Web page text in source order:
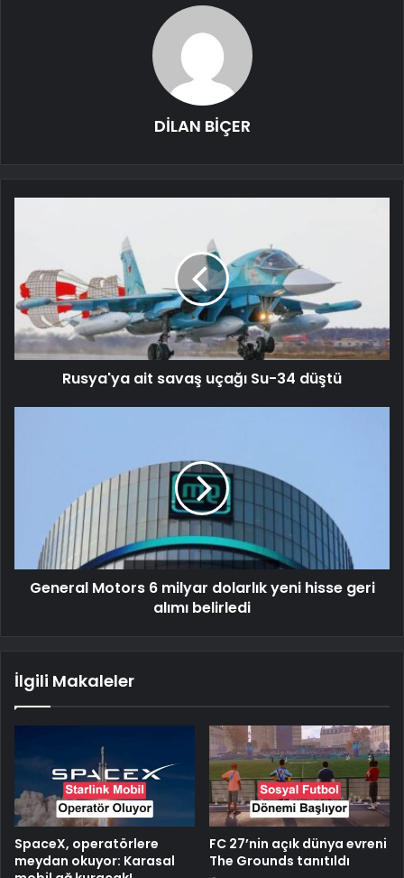
DİLAN BİÇER
Rusya'ya ait savaş uçağı Su-34 düştü
General Motors 6 milyar dolarlık yeni hisse geri
alımı belirledi
İlgili Makaleler
SpaceX, operatörlere
meydan okuyor: Karasal
FC 27’nin açık dünya evreni
The Grounds tanıtıldı